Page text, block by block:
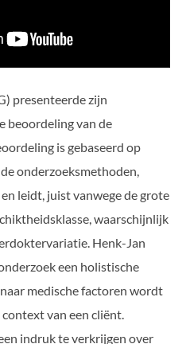
presenteerde zijn
beoordeling van de
is gebaseerd op
onderzoeksmethoden,
leidt, juist vanwege de grote
waarschijnlijk
Henk-Jan
een holistische
medische factoren wordt
van een cliënt.
indruk te verkrijgen over